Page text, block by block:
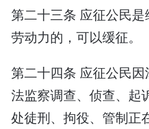
第二十三条 应征公民
劳动力的，可以缓征。
第二十四条 应征公民
法监察调查、侦查、起
处徒刑、拘役、管制正